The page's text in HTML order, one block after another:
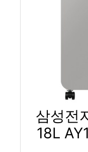
삼성전
18L